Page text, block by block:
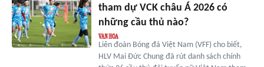
tham dự VCK châu Á 2026 có
những cầu thủ nào?
Liên đoàn Bóng đá Việt Nam (VFF) cho biết,
HLV Mai Đức Chung đã rút danh sách chính